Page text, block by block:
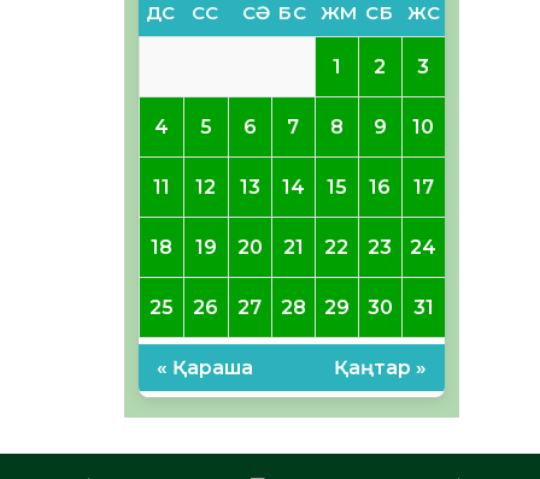
ДС СС СӘ БС ЖМ СБ ЖС
1 2 3
4 5 6 7 8 9 10
11 12 13 14 15 16 17
18 19 20 21 22 23 24
25 26 27 28 29 30 31
« Қараша Қаңтар »